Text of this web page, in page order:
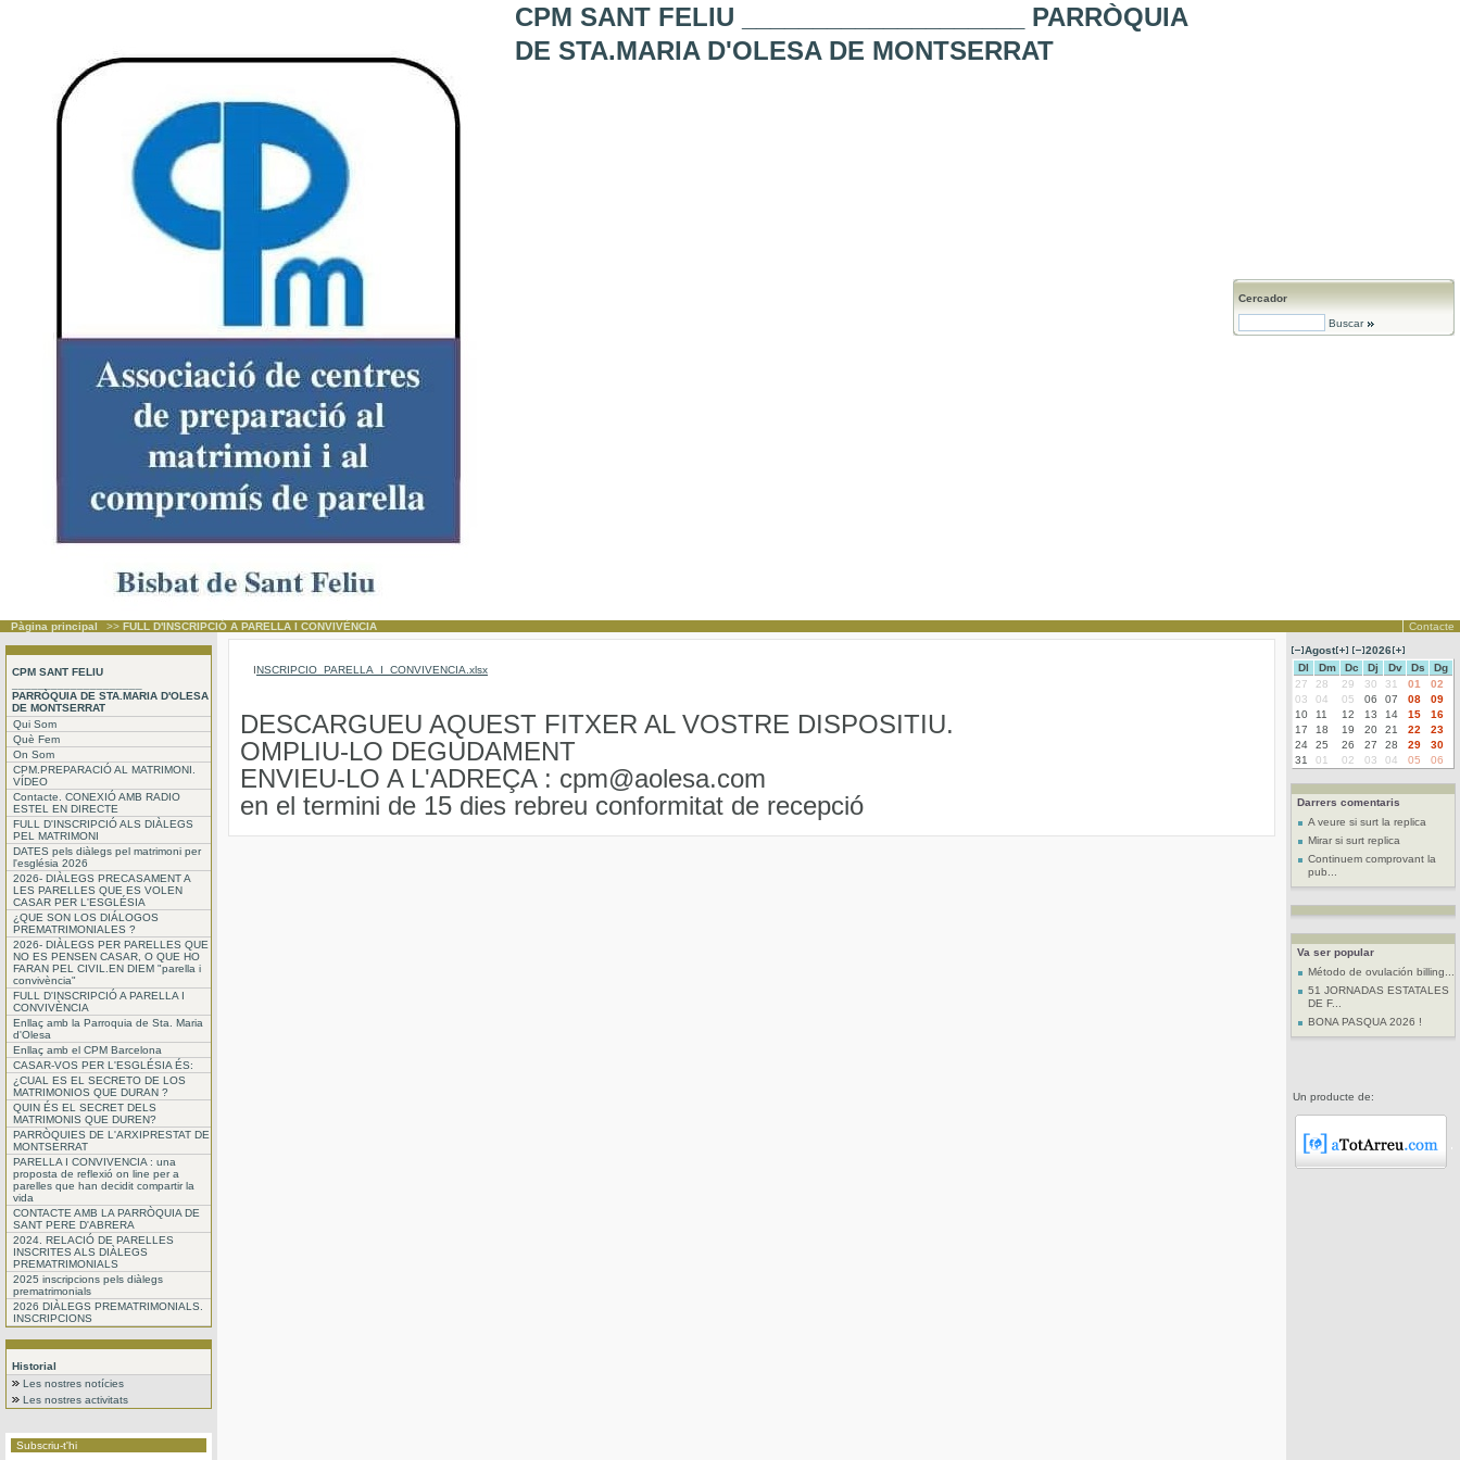
CPM SANT FELIU ____________________ PARRÒQUIA
DE STA.MARIA D'OLESA DE MONTSERRAT
Cercador
Buscar
Pàgina principal >> FULL D'INSCRIPCIÓ A PARELLA I CONVIVÈNCIA Contacte
CPM SANT FELIU
PARRÒQUIA DE STA.MARIA D'OLESA
DE MONTSERRAT
Qui Som
Què Fem
On Som
CPM.PREPARACIÓ AL MATRIMONI.
VÍDEO
Contacte. CONEXIÓ AMB RADIO
ESTEL EN DIRECTE
FULL D'INSCRIPCIÓ ALS DIÀLEGS
PEL MATRIMONI
DATES pels diàlegs pel matrimoni per
l'església 2026
2026- DIÀLEGS PRECASAMENT A
LES PARELLES QUE ES VOLEN
CASAR PER L'ESGLÉSIA
¿QUE SON LOS DIÁLOGOS
PREMATRIMONIALES ?
2026- DIÀLEGS PER PARELLES QUE
NO ES PENSEN CASAR, O QUE HO
FARAN PEL CIVIL.EN DIEM "parella i
convivència"
FULL D'INSCRIPCIÓ A PARELLA I
CONVIVÈNCIA
Enllaç amb la Parroquia de Sta. Maria
d'Olesa
Enllaç amb el CPM Barcelona
CASAR-VOS PER L'ESGLÉSIA ÉS:
¿CUAL ES EL SECRETO DE LOS
MATRIMONIOS QUE DURAN ?
QUIN ÉS EL SECRET DELS
MATRIMONIS QUE DUREN?
PARRÒQUIES DE L'ARXIPRESTAT DE
MONTSERRAT
PARELLA I CONVIVENCIA : una
proposta de reflexió on line per a
parelles que han decidit compartir la
vida
CONTACTE AMB LA PARRÒQUIA DE
SANT PERE D'ABRERA
2024. RELACIÓ DE PARELLES
INSCRITES ALS DIÀLEGS
PREMATRIMONIALS
2025 inscripcions pels diàlegs
prematrimonials
2026 DIÀLEGS PREMATRIMONIALS.
INSCRIPCIONS
Historial
Les nostres notícies
Les nostres activitats
Subscriu-t'hi
INSCRIPCIO_PARELLA_I_CONVIVENCIA.xlsx
DESCARGUEU AQUEST FITXER AL VOSTRE DISPOSITIU.
OMPLIU-LO DEGUDAMENT
ENVIEU-LO A L'ADREÇA : cpm@aolesa.com
en el termini de 15 dies rebreu conformitat de recepció
Agost
2026
Dl
Dm Dc Dj Dv Ds
Dg
27
28 29 30 31 01
02
03
04 05 06 07 08
09
10
11 12 13 14 15
16
17
18 19 20 21 22
23
24
25 26 27 28 29
30
31
01 02 03 04 05 06
Darrers comentaris
A veure si surt la replica
Mirar si surt replica
Continuem comprovant la
pub...
Va ser popular
Método de ovulación billing...
51 JORNADAS ESTATALES
DE F...
BONA PASQUA 2026 !
Un producte de: